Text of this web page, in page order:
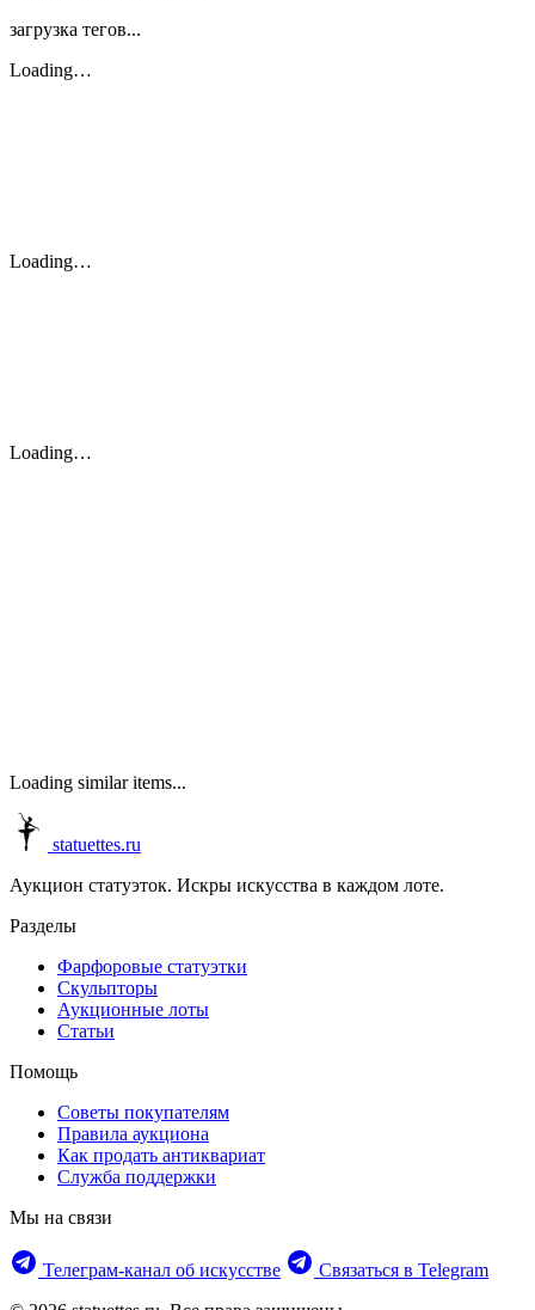
загрузка тегов...
Loading…
Loading…
Loading…
Loading similar items...
statuettes.ru
Аукцион статуэток. Искры искусства в каждом лоте.
Разделы
Фарфоровые статуэтки
Скульпторы
Аукционные лоты
Статьи
Помощь
Советы покупателям
Правила аукциона
Как продать антиквариат
Служба поддержки
Мы на связи
Телеграм‑канал об искусстве
Связаться в Telegram